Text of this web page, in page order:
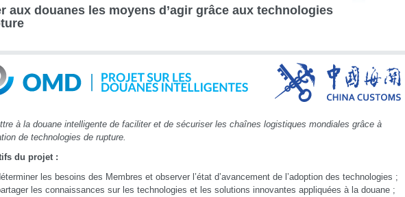
aux douanes les moyens d’agir grâce aux technologies
à la douane intelligente de faciliter et de sécuriser les chaînes logistiques mondiales grâce à
de technologies de rupture.
du projet :
les besoins des Membres et observer l’état d’avancement de l’adoption des technologies ;
les connaissances sur les technologies et les solutions innovantes appliquées à la douane ;